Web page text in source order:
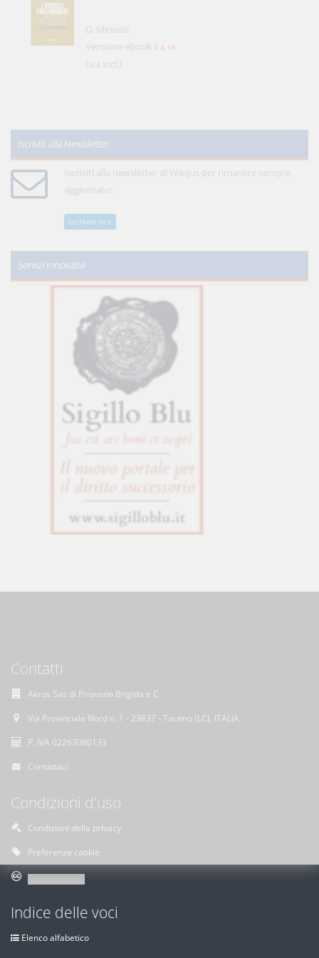
D. Minussi
Versione ebook € 4,19
(iva incl.)
Iscriviti alla Newsletter
Iscriviti alla newsletter di WikiJus per rimanere sempre
aggiornato!
Iscriviti ora
Servizi innovativi
Contatti
Akros Sas di Pirovano Brigida e C.
Via Provinciale Nord n. 1 - 23837 - Taceno (LC), ITALIA
P. IVA 02263080133
Contattaci
Condizioni d'uso
Condizioni della privacy
Preferenze cookie
Indice delle voci
Elenco alfabetico